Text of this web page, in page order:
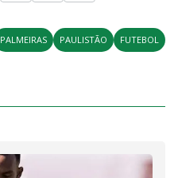
PALMEIRAS PAULISTÃO FUTEBOL